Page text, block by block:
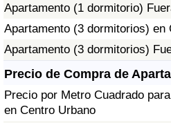
Apartamento (1 dormitorio)
Apartamento (3 dormitorios) en
Apartamento (3 dormitorios)
Precio de Compra de
Precio por Metro Cuadrado
en Centro Urbano
Calificación del Índice de
(Actual)
Índice de Criminalidad
Índice de criminalidad por país